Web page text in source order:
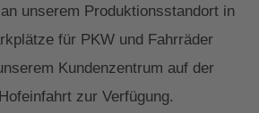
unserem Produktionsstandort in
für PKW und Fahrräder
Kundenzentrum auf der
zur Verfügung.